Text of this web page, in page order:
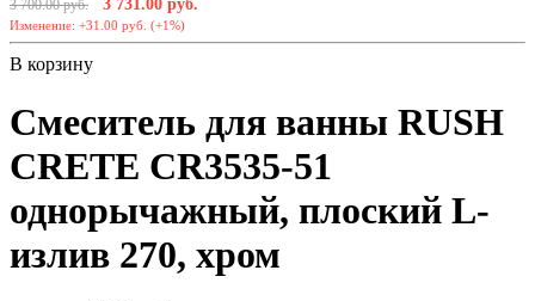
3 700.00 руб. 3 731.00 руб.
Изменение: +31.00 руб. (+1%)
В корзину
Смеситель для ванны RUSH
CRETE CR3535-51
однорычажный, плоский L-
излив 270, хром